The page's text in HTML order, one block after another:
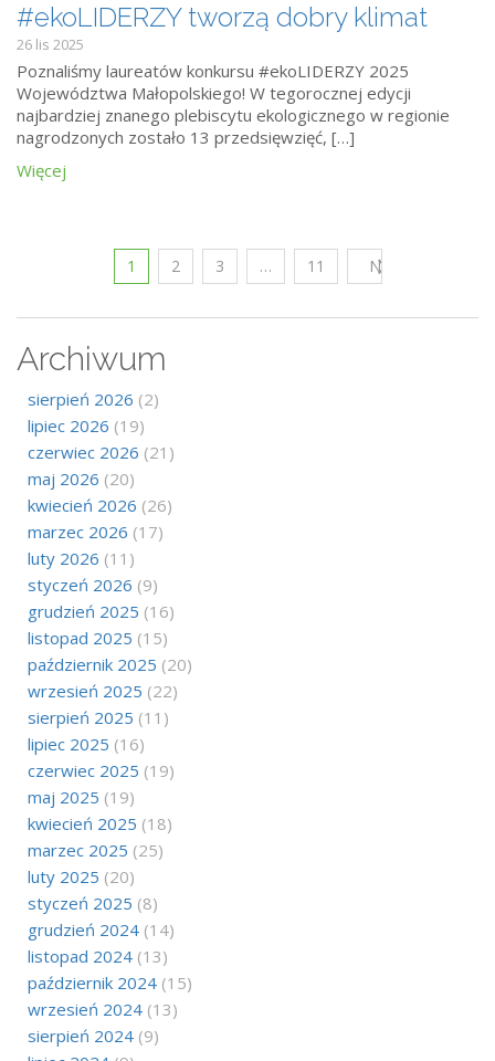
#ekoLIDERZY tworzą dobry klimat
26 lis 2025
Poznaliśmy laureatów konkursu #ekoLIDERZY 2025
Województwa Małopolskiego! W tegorocznej edycji
najbardziej znanego plebiscytu ekologicznego w regionie
nagrodzonych zostało 13 przedsięwzięć, […]
Więcej
1 2 3 … 11 Następny
Archiwum
sierpień 2026 (2)
lipiec 2026 (19)
czerwiec 2026 (21)
maj 2026 (20)
kwiecień 2026 (26)
marzec 2026 (17)
luty 2026 (11)
styczeń 2026 (9)
grudzień 2025 (16)
listopad 2025 (15)
październik 2025 (20)
wrzesień 2025 (22)
sierpień 2025 (11)
lipiec 2025 (16)
czerwiec 2025 (19)
maj 2025 (19)
kwiecień 2025 (18)
marzec 2025 (25)
luty 2025 (20)
styczeń 2025 (8)
grudzień 2024 (14)
listopad 2024 (13)
październik 2024 (15)
wrzesień 2024 (13)
sierpień 2024 (9)